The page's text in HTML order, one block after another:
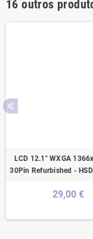
16 outros
LCD 12.1" WXGA
30Pin Refurbished -
29,00 €